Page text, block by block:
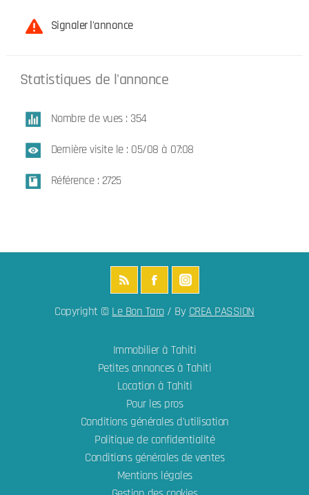
Signaler l'annonce
Statistiques de l'annonce
Nombre de vues : 354
Dernière visite le : 05/08 à 07:08
Référence : 2725
Copyright ©Le Bon Taro/ ByCREA PASSION
Immobilier à Tahiti
Petites annonces à Tahiti
Location à Tahiti
Pour les pros
Conditions générales d'utilisation
Politique de confidentialité
Conditions générales de ventes
Mentions légales